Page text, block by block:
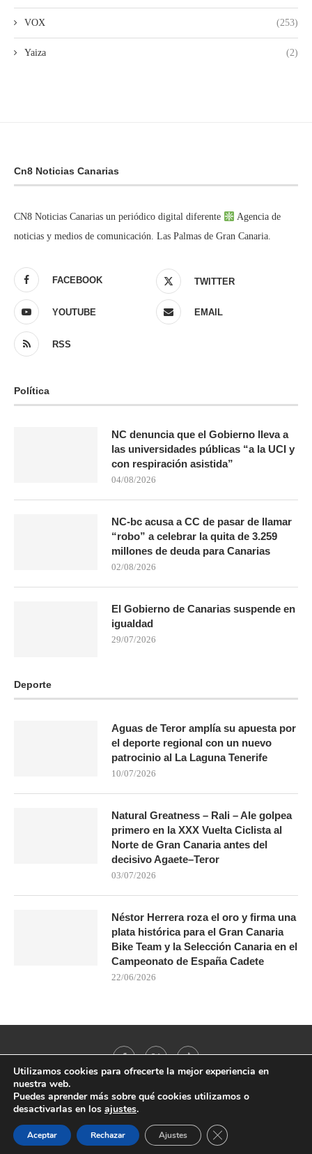
VOX (253)
Yaiza (2)
Cn8 Noticias Canarias
CN8 Noticias Canarias un periódico digital diferente
Agencia de
noticias y medios de comunicación. Las Palmas de Gran Canaria.
FACEBOOK TWITTER
YOUTUBE EMAIL
RSS
Política
NC denuncia que el Gobierno lleva a
las universidades públicas “a la UCI y
con respiración asistida”
04/08/2026
NC-bc acusa a CC de pasar de llamar
“robo” a celebrar la quita de 3.259
millones de deuda para Canarias
02/08/2026
El Gobierno de Canarias suspende en
igualdad
29/07/2026
Deporte
Aguas de Teror amplía su apuesta por
el deporte regional con un nuevo
patrocinio al La Laguna Tenerife
10/07/2026
Natural Greatness – Rali – Ale golpea
primero en la XXX Vuelta Ciclista al
Norte de Gran Canaria antes del
decisivo Agaete–Teror
03/07/2026
Néstor Herrera roza el oro y firma una
plata histórica para el Gran Canaria
Bike Team y la Selección Canaria en el
Campeonato de España Cadete
22/06/2026
@2021 - All Right Reserved. Designed and Developed by
BACK TO TOP
Utilizamos cookies para ofrecerte la mejor experiencia en
nuestra web.
Puedes aprender más sobre qué cookies utilizamos o
desactivarlas en los ajustes.
Aceptar Rechazar Ajustes CERRAR EL